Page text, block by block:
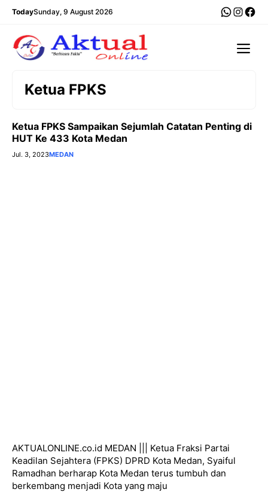
Langsung
TodaySunday, 9 August 2026
Ketua FPKS
Ketua FPKS Sampaikan Sejumlah Catatan Penting di
HUT Ke 433 Kota Medan
Jul. 3, 2023MEDAN
AKTUALONLINE.co.id MEDAN ||| Ketua Fraksi Partai
Keadilan Sejahtera (FPKS) DPRD Kota Medan, Syaiful
Ramadhan berharap Kota Medan terus tumbuh dan
berkembang menjadi Kota yang maju